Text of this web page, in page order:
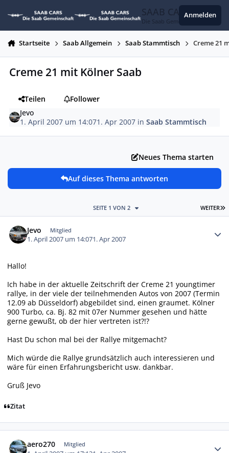
SAAB CARS
Die Saab Gemeinschaft
Anmelden
Startseite Saab Allgemein Saab Stammtisch Creme 21
Creme 21 mit Kölner Saab
Teilen
Follower
Jevo
1. April 2007 um 14:071. Apr 2007 inSaab Stammtisch
Neues Thema starten
Auf dieses Thema antworten
WEITER
SEITE 1 VON 2
Jevo Mitglied
1. April 2007 um 14:071. Apr 2007
Hallo!
Ich habe in der aktuelle Zeitschrift der Creme 21 youngtimer
rallye, in der viele der teilnehmenden Autos von 2007 (Termin
12.09 ab Düsseldorf) abgebildet sind, einen graumet. Kölner
900 Turbo, ca. Bj. 82 mit 07er Nummer gesehen und hätte
gerne gewußt, ob der hier vertreten ist?!?
Hast Du schon mal bei der Rallye mitgemacht?
Mich würde die Rallye grundsätzlich auch interessieren und
wäre für einen Erfahrungsbericht usw. dankbar.
Gruß Jevo
Zitat
aero270 Mitglied